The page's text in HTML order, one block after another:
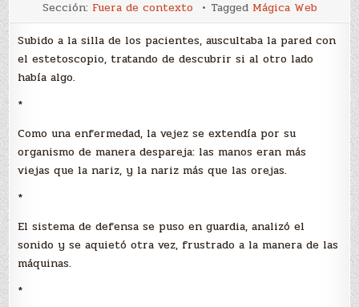
41-
45
Sección: Fuera de contexto Tagged Mágica Web
Subido a la silla de los pacientes, auscultaba la pared con
el estetoscopio, tratando de descubrir si al otro lado
había algo.
*
Como una enfermedad, la vejez se extendía por su
organismo de manera despareja: las manos eran más
viejas que la nariz, y la nariz más que las orejas.
*
El sistema de defensa se puso en guardia, analizó el
sonido y se aquietó otra vez, frustrado a la manera de las
máquinas.
*